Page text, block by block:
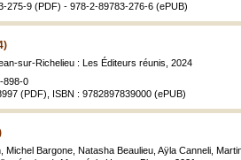
275-9 (PDF) - 978-2-89783-276-6 (ePUB)
sur-Richelieu : Les Éditeurs réunis, 2024
898-0
(PDF), ISBN : 9782897839000 (ePUB)
Michel Bargone, Natasha Beaulieu, Aÿla Canneli,